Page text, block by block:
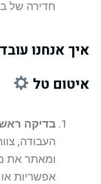
חדירה של
איך אנחנו
איטום טל
בדיקה
העבודה,
ומאתר את
אפשריות